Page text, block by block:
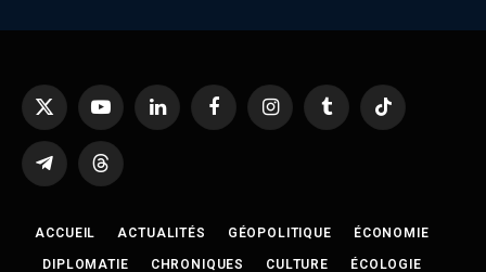
X
YouTubeLinkedIn FacebookInstagramTumblr TikTok
TelegramThreads
ACCUEIL ACTUALITÉS GÉOPOLITIQUE ÉCONOMIE
DIPLOMATIE CHRONIQUES CULTURE ÉCOLOGIE